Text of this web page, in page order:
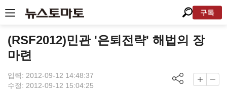
구독
(RSF2012)민관 '은퇴전략' 해법의 장
마련
입력: 2012-09-12 14:48:37
수정: 2012-09-12 15:04:25